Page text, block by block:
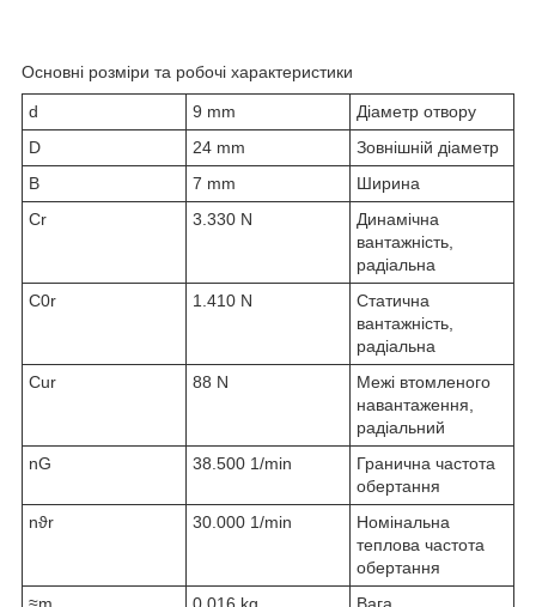
Основні розміри та робочі характеристики
d 9 mm
Діаметр отвору
D
24 mm
Зовнішній діаметр
B
7 mm
Ширина
Cr 3.330 N
Динамічна
вантажність,
радіальна
C0r 1.410 N
Статична
вантажність,
радіальна
Cur 88 N
Межі втомленого
навантаження,
радіальний
nG 38.500 1/min
Гранична частота
обертання
nϑr 30.000 1/min
Номінальна
теплова частота
обертання